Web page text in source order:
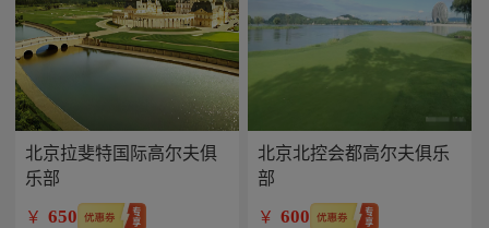
北京拉斐特国际高尔夫俱
乐部
￥ 650
北京北控会都高尔夫俱乐
部
￥ 600